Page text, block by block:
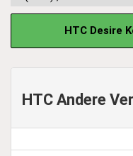
HTC Desire
HTC Andere